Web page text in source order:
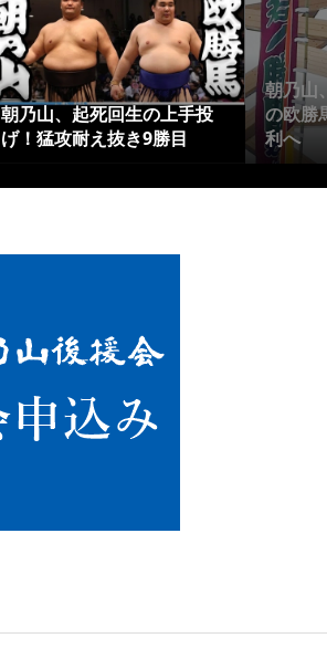
朝乃山、起死回生の上手投
げ！猛攻耐え抜き9勝目
朝乃山
の欧勝
利へ